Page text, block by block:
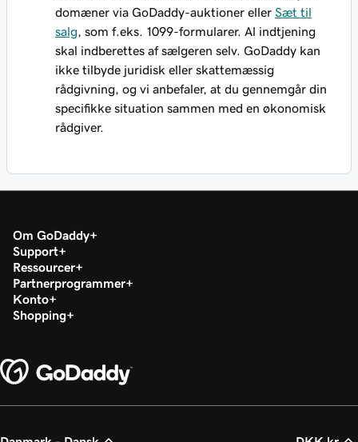
domæner via GoDaddy-auktioner eller Sæt til
salg , som f.eks. 1099-formularer. Al indtjening
skal indberettes af sælgeren selv. GoDaddy kan
ikke tilbyde juridisk eller skattemæssig
rådgivning, og vi anbefaler, at du gennemgår din
specifikke situation sammen med en økonomisk
rådgiver.
Om GoDaddy
Support
Ressourcer
Partnerprogrammer
Konto
Shopping